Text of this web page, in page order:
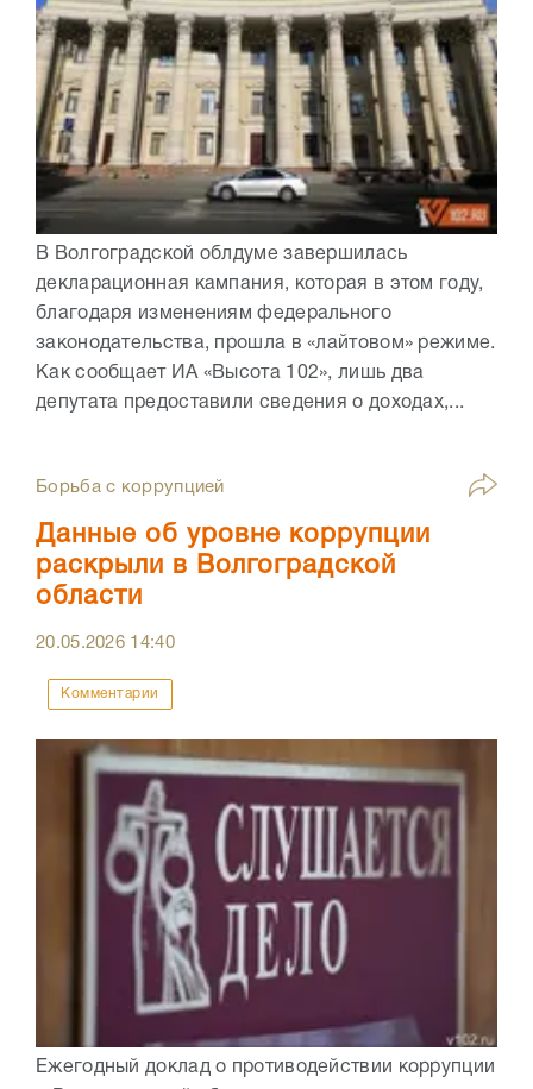
В Волгоградской облдуме завершилась
декларационная кампания, которая в этом году,
благодаря изменениям федерального
законодательства, прошла в «лайтовом» режиме.
Как сообщает ИА «Высота 102», лишь два
депутата предоставили сведения о доходах,...
Борьба с коррупцией
Данные об уровне коррупции
раскрыли в Волгоградской
области
20.05.2026 14:40
Комментарии
Ежегодный доклад о противодействии коррупции